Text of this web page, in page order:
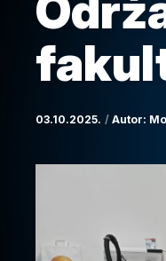
03.10.2025. Autor: